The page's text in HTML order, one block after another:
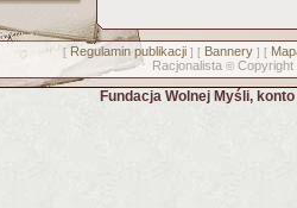
[ Regulamin publikacji] [ Bannery] [
Racjonalista © Copyright
Fundacja Wolnej Myśli,